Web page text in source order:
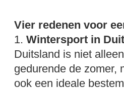
Vier redenen voor
1. Wintersport in
Duitsland is niet
gedurende de zomer,
ook een ideale